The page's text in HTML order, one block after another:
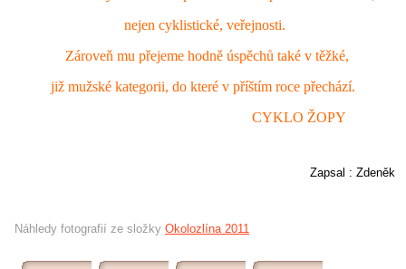
nejen cyklistické, veřejnosti.
Zároveň mu přejeme hodně úspěchů také v těžké,
již mužské kategorii, do které v příštím roce přechází.
CYKLO ŽOPY
Zapsal : Zdeněk
Náhledy fotografií ze složky Okolozlína 2011